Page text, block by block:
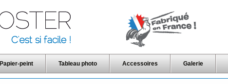
Papier-peint Tableau photo Accessoires Galerie